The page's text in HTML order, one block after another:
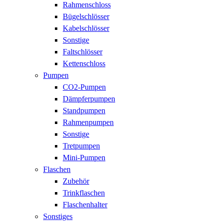
Rahmenschloss
Bügelschlösser
Kabelschlösser
Sonstige
Faltschlösser
Kettenschloss
Pumpen
CO2-Pumpen
Dämpferpumpen
Standpumpen
Rahmenpumpen
Sonstige
Tretpumpen
Mini-Pumpen
Flaschen
Zubehör
Trinkflaschen
Flaschenhalter
Sonstiges